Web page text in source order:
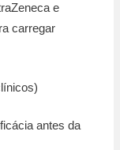
e
carregar
antes da